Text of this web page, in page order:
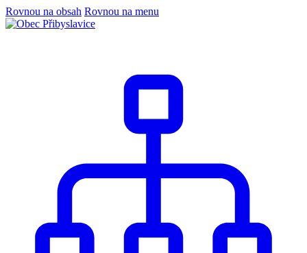
Rovnou na obsah Rovnou na menu